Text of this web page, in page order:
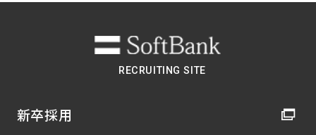
RECRUITING SITE
新卒採用